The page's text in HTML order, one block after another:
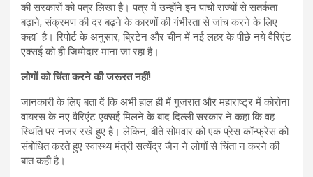
की सरकारों को पत्र लिखा है। पत्र में उन्होंने इन पाचों राज्यों से सतर्कता
बढ़ाने, संक्रमण की दर बढ़ने के कारणों की गंभीरता से जांच करने के लिए
कहा` है। रिपोर्ट के अनुसार, ब्रिटेन और चीन में नई लहर के पीछे नये वैरिएंट
एक्सई को ही जिम्मेदार माना जा रहा है।
लोगों को चिंता करने की जरूरत नहीं!
जानकारी के लिए बता दें कि अभी हाल ही में गुजरात और महाराष्ट्र में कोरोना
वायरस के नए वैरिएंट एक्सई मिलने के बाद दिल्ली सरकार ने कहा कि वह
स्थिति पर नजर रखे हुए है। लेकिन, बीते सोमवार को एक प्रेस कॉन्फ्रेस को
संबोधित करते हुए स्वास्थ्य मंत्री सत्येंद्र जैन ने लोगों से चिंता न करने की
बात कही है।